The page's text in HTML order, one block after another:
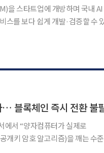
을 스타트업에 개방하며 국내
블록체인 즉시 전환 불
에서 “양자컴퓨터가 실제로
개키 암호 알고리즘)을 깨는 수